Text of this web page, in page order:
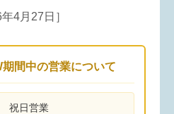
年4月27日］
期間中の営業について
祝日営業